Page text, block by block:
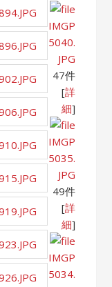
IMGP
5040.
JPG
47件
[詳
細]
IMGP
5035.
JPG
49件
[詳
細]
IMGP
5034.